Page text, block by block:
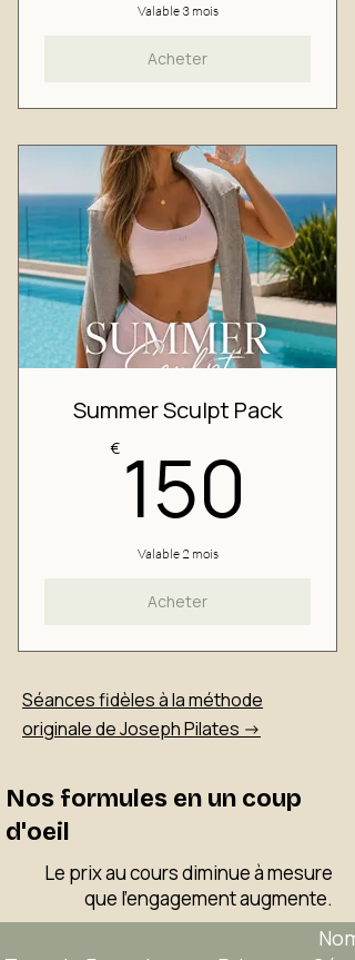
Valable 3 mois
Acheter
Summer Sculpt Pack
€ 150
Valable 2 mois
Acheter
Séances fidèles à la méthode
originale de Joseph Pilates ->
Nos formules en un coup
d'oeil
Le prix au cours diminue à mesure
que l'engagement augmente.